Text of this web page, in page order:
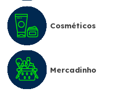
Cosméticos
Mercadinho